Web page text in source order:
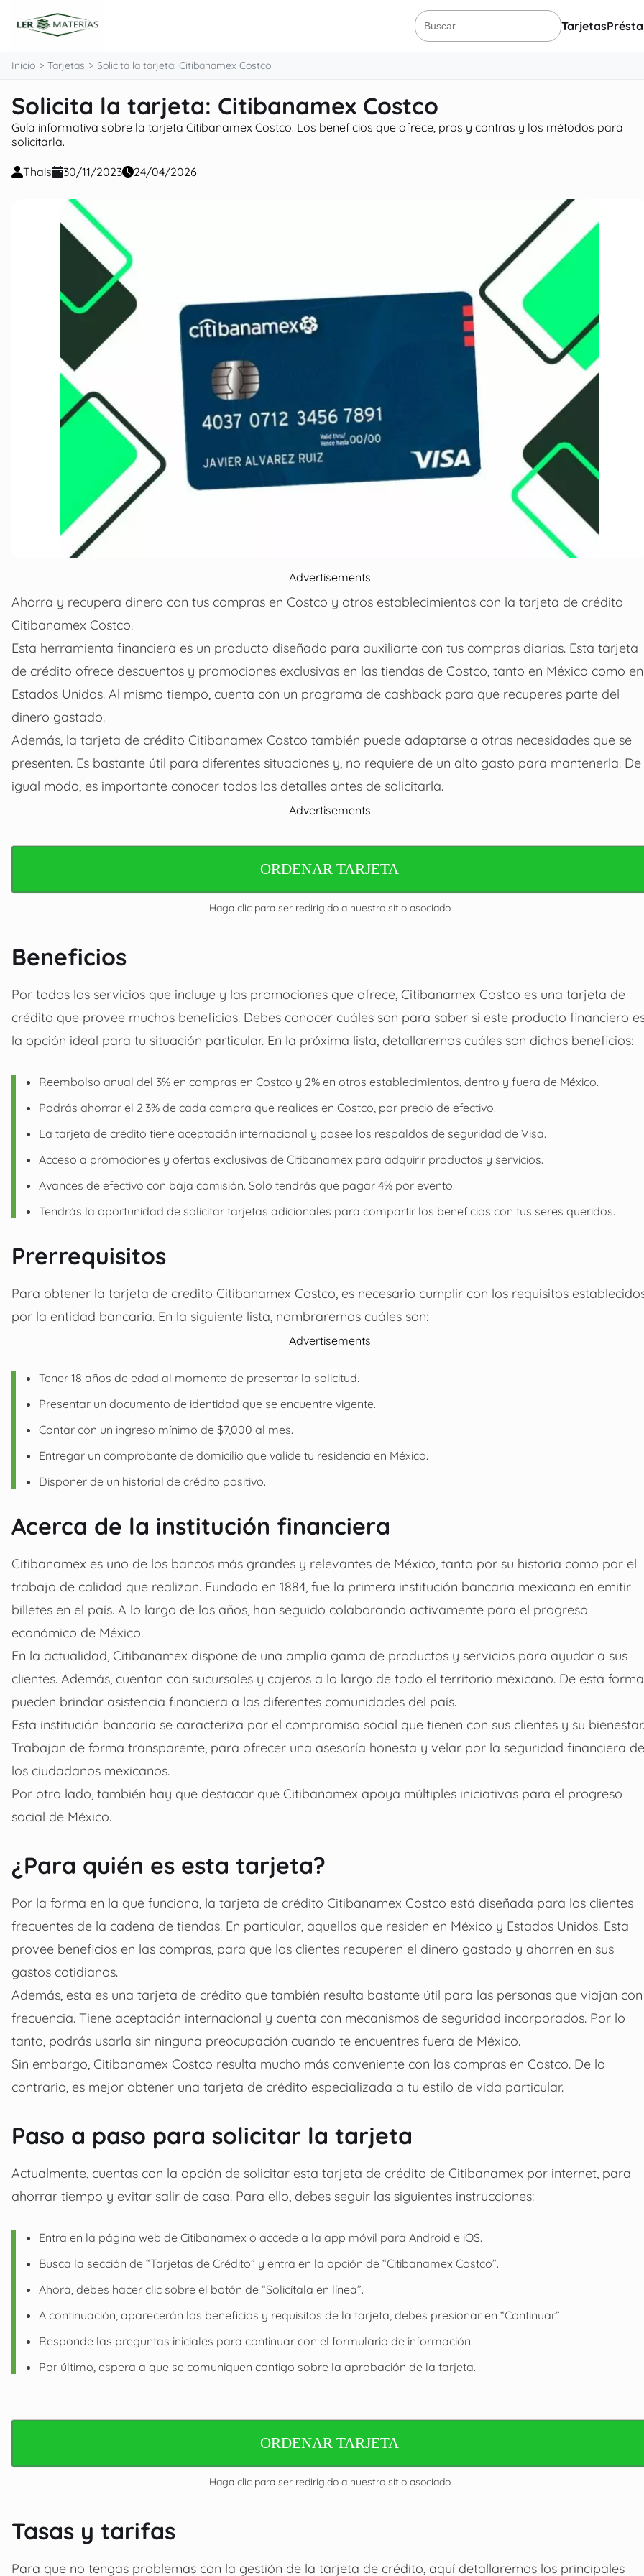
Buscar:
Tarjetas
Inicio Tarjetas Solicita la tarjeta: Citibanamex Costco
Solicita la tarjeta: Citibanamex Costco
Guía informativa sobre la tarjeta Citibanamex Costco. Los beneficios que ofrece, pros y contras y los métodos para
solicitarla.
Thais 30/11/2023 24/04/2026
Advertisements
Ahorra y recupera dinero con tus compras en Costco y otros establecimientos con la tarjeta de crédito
Citibanamex Costco.
Esta herramienta financiera es un producto diseñado para auxiliarte con tus compras diarias. Esta tarjeta
de crédito ofrece descuentos y promociones exclusivas en las tiendas de Costco, tanto en México como en
Estados Unidos. Al mismo tiempo, cuenta con un programa de cashback para que recuperes parte del
dinero gastado.
Además, la tarjeta de crédito Citibanamex Costco también puede adaptarse a otras necesidades que se
presenten. Es bastante útil para diferentes situaciones y, no requiere de un alto gasto para mantenerla. De
igual modo, es importante conocer todos los detalles antes de solicitarla.
Advertisements
ORDENAR TARJETA
Haga clic para ser redirigido a nuestro sitio asociado
Beneficios
Por todos los servicios que incluye y las promociones que ofrece, Citibanamex Costco es una tarjeta de
crédito que provee muchos beneficios. Debes conocer cuáles son para saber si este producto financiero
la opción ideal para tu situación particular. En la próxima lista, detallaremos cuáles son dichos beneficios:
Reembolso anual del 3% en compras en Costco y 2% en otros establecimientos, dentro y fuera de México.
Podrás ahorrar el 2.3% de cada compra que realices en Costco, por precio de efectivo.
La tarjeta de crédito tiene aceptación internacional y posee los respaldos de seguridad de Visa.
Acceso a promociones y ofertas exclusivas de Citibanamex para adquirir productos y servicios.
Avances de efectivo con baja comisión. Solo tendrás que pagar 4% por evento.
Tendrás la oportunidad de solicitar tarjetas adicionales para compartir los beneficios con tus seres queridos.
Prerrequisitos
Para obtener la tarjeta de credito Citibanamex Costco, es necesario cumplir con los requisitos
por la entidad bancaria. En la siguiente lista, nombraremos cuáles son:
Advertisements
Tener 18 años de edad al momento de presentar la solicitud.
Presentar un documento de identidad que se encuentre vigente.
Contar con un ingreso mínimo de $7,000 al mes.
Entregar un comprobante de domicilio que valide tu residencia en México.
Disponer de un historial de crédito positivo.
Acerca de la institución financiera
Citibanamex es uno de los bancos más grandes y relevantes de México, tanto por su historia como por el
trabajo de calidad que realizan. Fundado en 1884, fue la primera institución bancaria mexicana en emitir
billetes en el país. A lo largo de los años, han seguido colaborando activamente para el progreso
económico de México.
En la actualidad, Citibanamex dispone de una amplia gama de productos y servicios para ayudar a sus
clientes. Además, cuentan con sucursales y cajeros a lo largo de todo el territorio mexicano. De esta
pueden brindar asistencia financiera a las diferentes comunidades del país.
Esta institución bancaria se caracteriza por el compromiso social que tienen con sus clientes y su bienestar.
Trabajan de forma transparente, para ofrecer una asesoría honesta y velar por la seguridad financiera de
los ciudadanos mexicanos.
Por otro lado, también hay que destacar que Citibanamex apoya múltiples iniciativas para el progreso
social de México.
¿Para quién es esta tarjeta?
Por la forma en la que funciona, la tarjeta de crédito Citibanamex Costco está diseñada para los clientes
frecuentes de la cadena de tiendas. En particular, aquellos que residen en México y Estados Unidos. Esta
provee beneficios en las compras, para que los clientes recuperen el dinero gastado y ahorren en sus
gastos cotidianos.
Además, esta es una tarjeta de crédito que también resulta bastante útil para las personas que viajan con
frecuencia. Tiene aceptación internacional y cuenta con mecanismos de seguridad incorporados. Por lo
tanto, podrás usarla sin ninguna preocupación cuando te encuentres fuera de México.
Sin embargo, Citibanamex Costco resulta mucho más conveniente con las compras en Costco. De lo
contrario, es mejor obtener una tarjeta de crédito especializada a tu estilo de vida particular.
Paso a paso para solicitar la tarjeta
Actualmente, cuentas con la opción de solicitar esta tarjeta de crédito de Citibanamex por internet, para
ahorrar tiempo y evitar salir de casa. Para ello, debes seguir las siguientes instrucciones:
Entra en la página web de Citibanamex o accede a la app móvil para Android e iOS.
Busca la sección de “Tarjetas de Crédito” y entra en la opción de “Citibanamex Costco”.
Ahora, debes hacer clic sobre el botón de “Solicítala en línea”.
A continuación, aparecerán los beneficios y requisitos de la tarjeta, debes presionar en “Continuar”.
Responde las preguntas iniciales para continuar con el formulario de información.
Por último, espera a que se comuniquen contigo sobre la aprobación de la tarjeta.
ORDENAR TARJETA
Haga clic para ser redirigido a nuestro sitio asociado
Tasas y tarifas
Para que no tengas problemas con la gestión de la tarjeta de crédito, aquí detallaremos los principales